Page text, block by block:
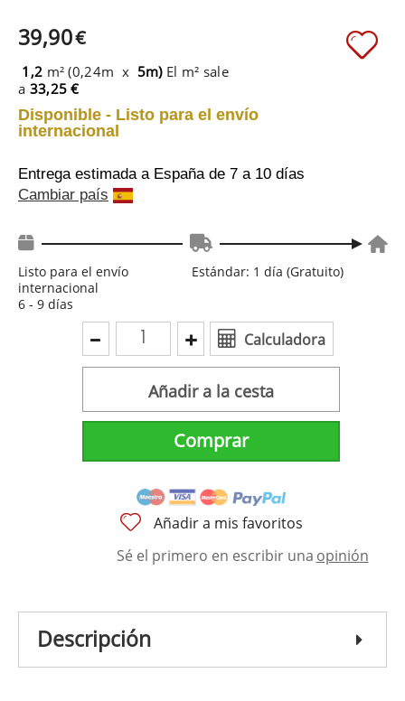
39,90€
1,2 m² (0,24m x 5m) El m² sale
a 33,25 €
Disponible - Listo para el envío
internacional
Entrega estimada a España de 7 a 10 días
Cambiar país
Listo para el envío
internacional
6 - 9 días
Estándar: 1 día (Gratuito)
Calculadora
Añadir a la cesta
Comprar
Añadir a mis favoritos
Sé el primero en escribir una opinión
Descripción